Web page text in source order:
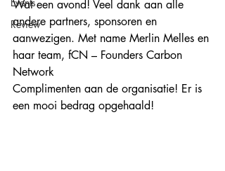
Review
Wat een avond! Veel dank aan alle
andere partners, sponsoren en
aanwezigen. Met name Merlin Melles en
haar team, fCN – Founders Carbon
Network
Complimenten aan de organisatie! Er is
een mooi bedrag opgehaald!